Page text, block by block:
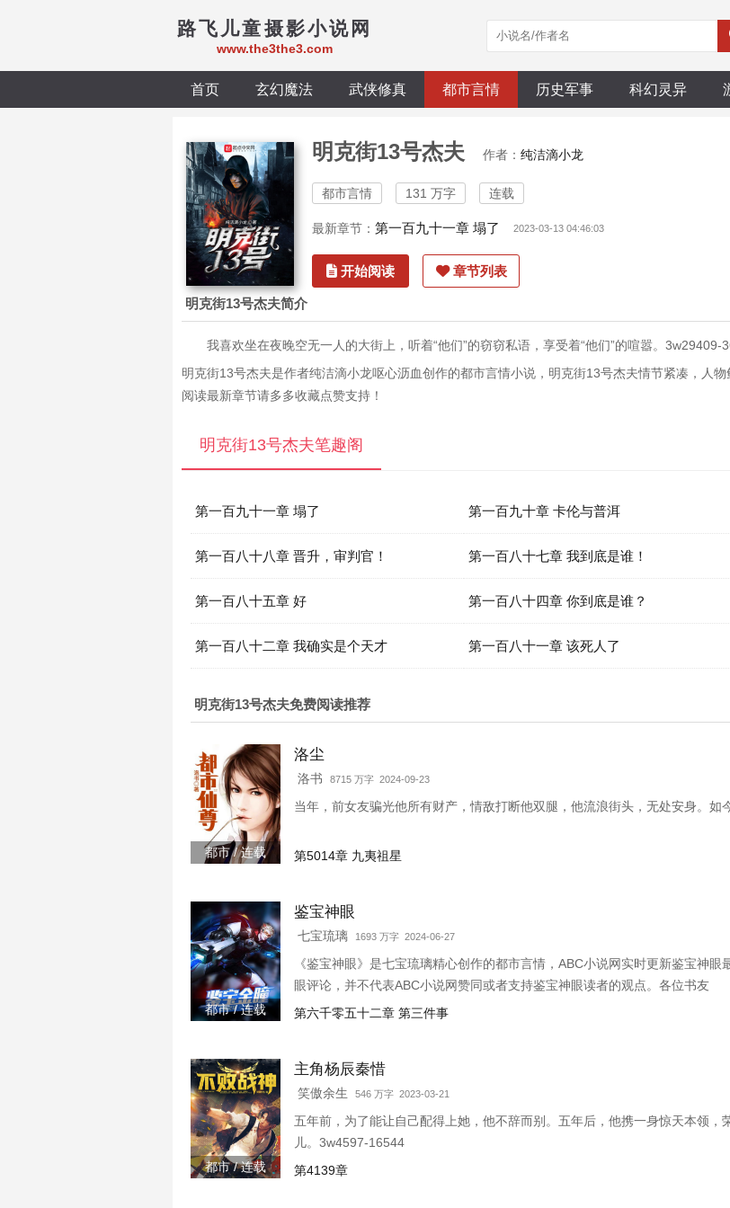
路飞儿童摄影小说网
www.the3the3.com
首页 玄幻魔法 武侠修真 都市言情 历史军事 科幻灵异
明克街13号杰夫 作者： 纯洁滴小龙
都市言情 131 万字 连载
最新章节： 第一百九十一章 塌了 2023-03-13 04:46:03
开始阅读 章节列表
明克街13号杰夫简介
我喜欢坐在夜晚空无一人的大街上，听着“他们”的窃窃私语，享受着“他们”的喧嚣。3w29409-
明克街13号杰夫是作者纯洁滴小龙呕心沥血创作的都市言情小说，明克街13号杰夫情节紧凑，人
阅读最新章节请多多收藏点赞支持！
明克街13号杰夫笔趣阁
第一百九十一章 塌了 第一百九十章 卡伦与普洱
第一百八十八章 晋升，审判官！ 第一百八十七章 我到底是谁！
第一百八十五章 好 第一百八十四章 你到底是谁？
第一百八十二章 我确实是个天才 第一百八十一章 该死人了
明克街13号杰夫免费阅读推荐
都市 / 连载
洛尘
洛书 8715 万字 2024-09-23
当年，前女友骗光他所有财产，情敌打断他双腿，他流浪街头，无处安身。如
第5014章 九夷祖星
都市 / 连载
鉴宝神眼
七宝琉璃 1693 万字 2024-06-27
《鉴宝神眼》是七宝琉璃精心创作的都市言情，ABC小说网实时更新鉴宝神
眼评论，并不代表ABC小说网赞同或者支持鉴宝神眼读者的观点。各位书友
第六千零五十二章 第三件事
都市 / 连载
主角杨辰秦惜
笑傲余生 546 万字 2023-03-21
五年前，为了能让自己配得上她，他不辞而别。五年后，他携一身惊天本领
儿。3w4597-16544
第4139章